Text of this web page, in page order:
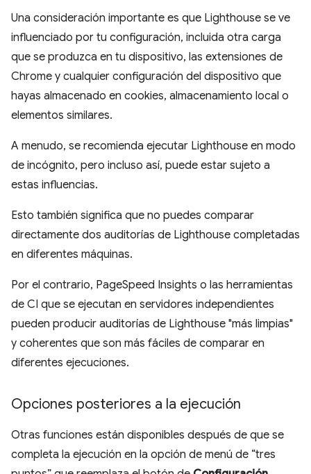
Una consideración importante es que Lighthouse se ve
influenciado por tu configuración, incluida otra carga
que se produzca en tu dispositivo, las extensiones de
Chrome y cualquier configuración del dispositivo que
hayas almacenado en cookies, almacenamiento local o
elementos similares.
A menudo, se recomienda ejecutar Lighthouse en modo
de incógnito, pero incluso así, puede estar sujeto a
estas influencias.
Esto también significa que no puedes comparar
directamente dos auditorías de Lighthouse completadas
en diferentes máquinas.
Por el contrario, PageSpeed Insights o las herramientas
de CI que se ejecutan en servidores independientes
pueden producir auditorías de Lighthouse "más limpias"
y coherentes que son más fáciles de comparar en
diferentes ejecuciones.
Opciones posteriores a la ejecución
Otras funciones están disponibles después de que se
completa la ejecución en la opción de menú de “tres